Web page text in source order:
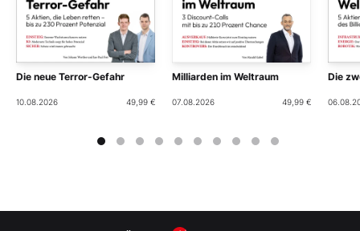
Die neue Terror-Gefahr
10.08.2026 49,99 €
Milliarden im Weltraum
07.08.2026 49,99 €
Die